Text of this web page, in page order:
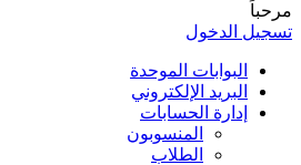
مرحباً
تسجيل الدخول
البوابات الموحدة
البريد الإلكتروني
إدارة الحسابات
المنسوبون
الطلاب